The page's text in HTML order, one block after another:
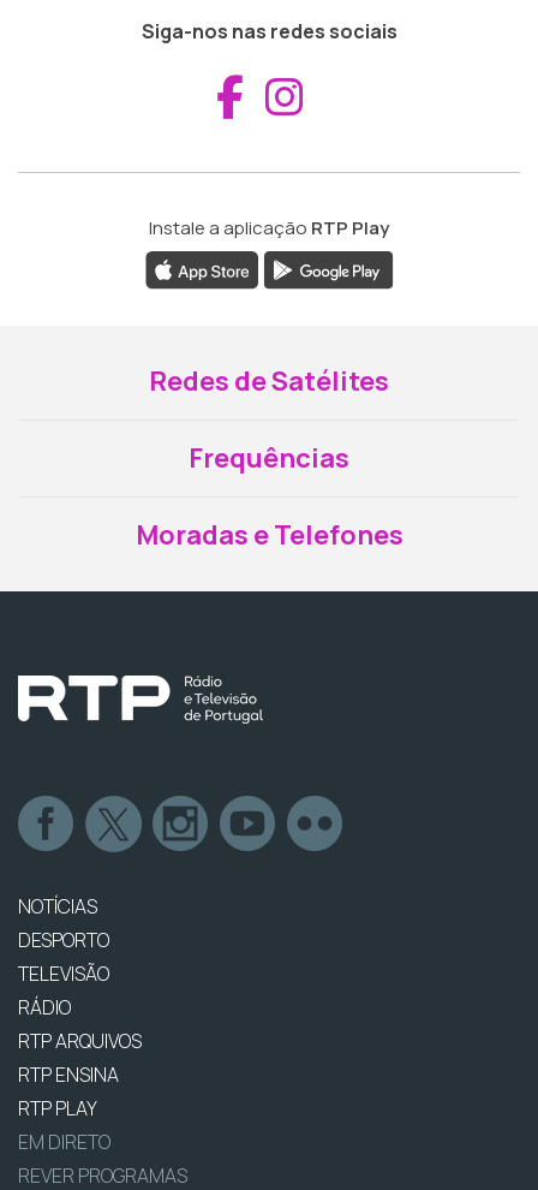
Siga-nos nas redes sociais
Aceder ao
Instale a aplicação RTP Play
Redes de Satélites
Frequências
Moradas e Telefones
NOTÍCIAS
DESPORTO
TELEVISÃO
RÁDIO
RTP ARQUIVOS
RTP ENSINA
RTP PLAY
EM DIRETO
REVER PROGRAMAS